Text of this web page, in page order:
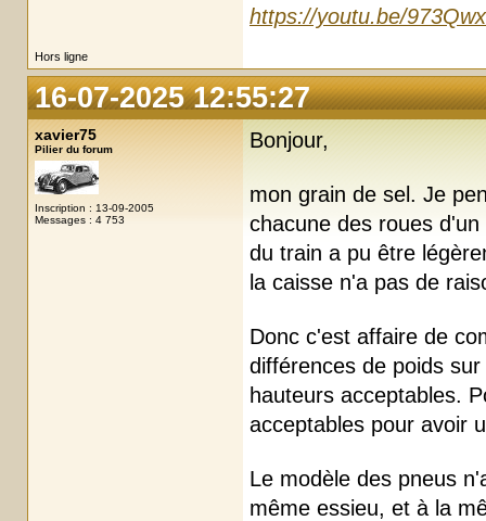
https://youtu.be/
Hors ligne
16-07-2025 12:55:27
xavier75
Pilier du forum
Inscription : 13-09-2005
Messages : 4 753
Bonjour,
mon grain de sel. Je
chacune des roues
du train a pu être
la caisse n'a pas de
Donc c'est affaire de
différences de poids
hauteurs acceptables.
acceptables pour avoir
Le modèle des pneus
même essieu, et à la